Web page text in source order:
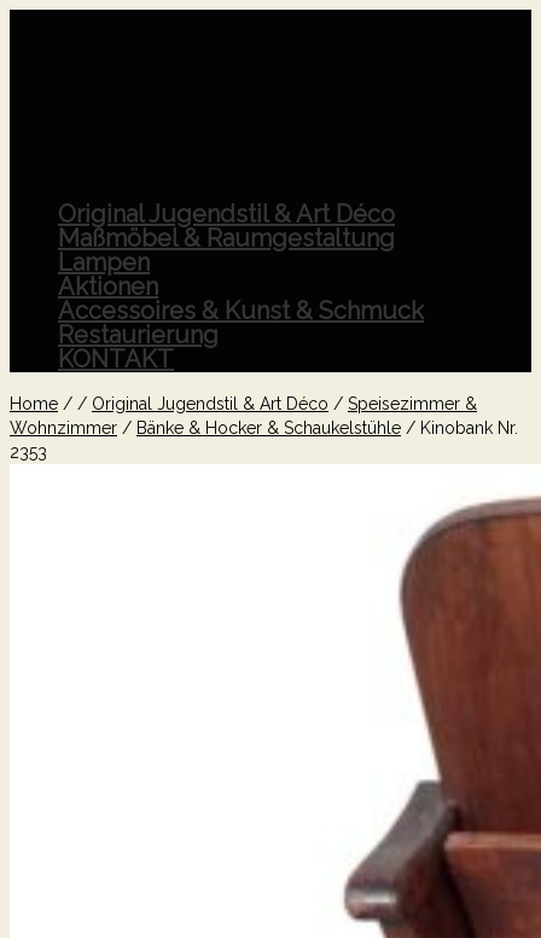
Original Jugendstil & Art Déco
Maßmöbel & Raumgestaltung
Lampen
Aktionen
Accessoires & Kunst & Schmuck
Restaurierung
KONTAKT
Home / / Original Jugendstil & Art Déco / Speisezimmer &
Wohnzimmer / Bänke & Hocker & Schaukelstühle / Kinobank Nr.
2353